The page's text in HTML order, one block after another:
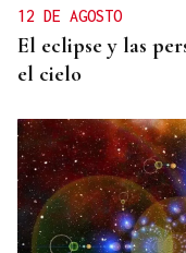
12 DE AGOSTO
El eclipse y las
el cielo